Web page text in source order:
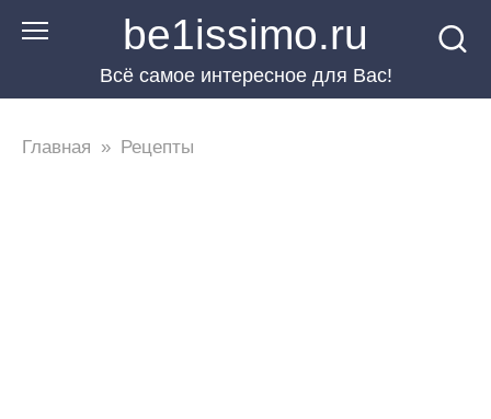
Перейти
be1issimo.ru
Всё самое интересное для Вас!
Главная » Рецепты